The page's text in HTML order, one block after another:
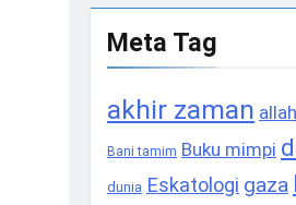
Meta Tag
akhir zaman allah
Bani tamim Buku mimpi
dunia Eskatologi gaza